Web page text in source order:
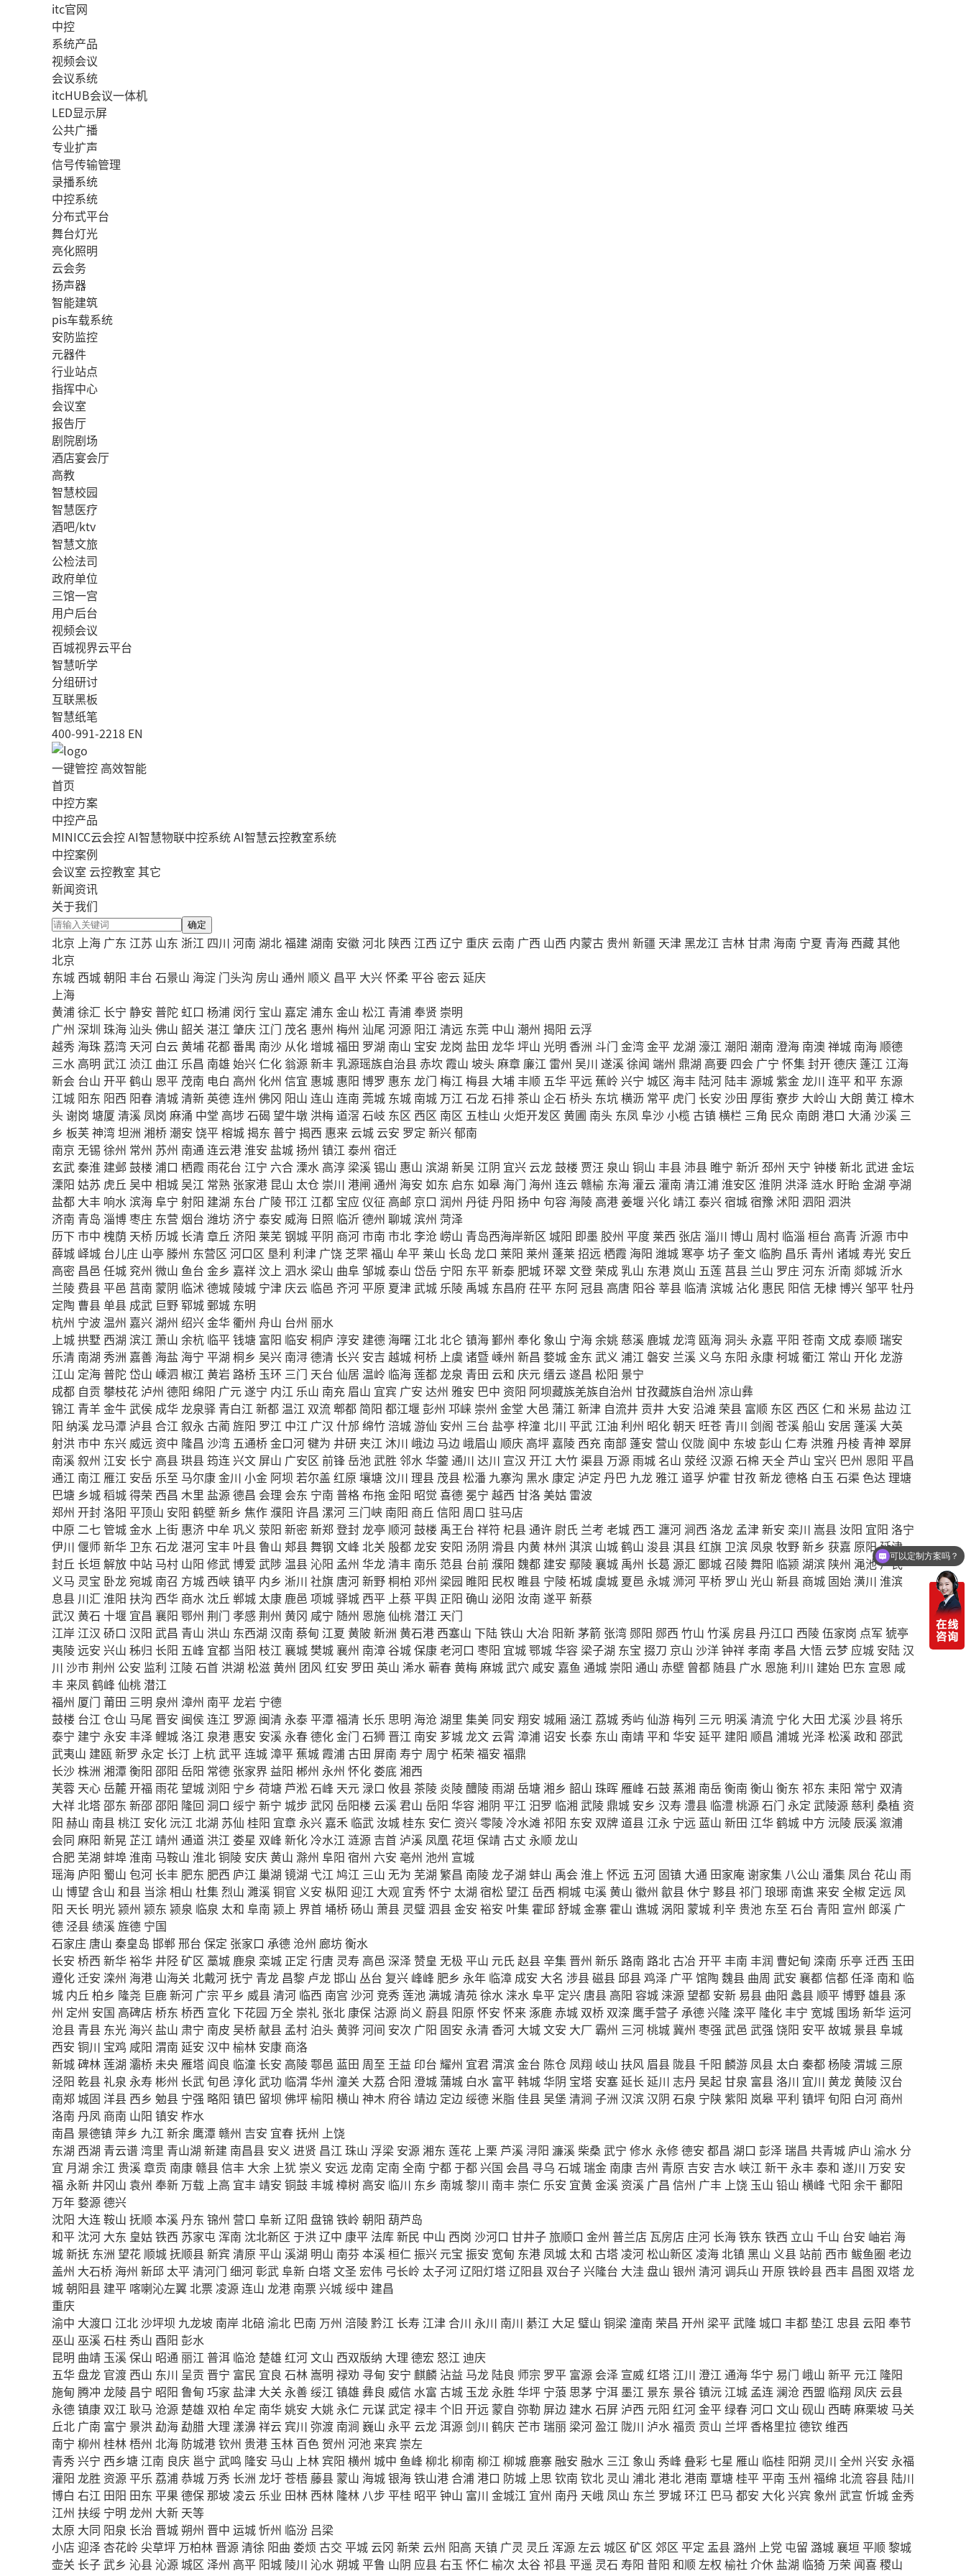
itc官网
中控
系统产品
视频会议
会议系统
itcHUB会议一体机
LED显示屏
公共广播
专业扩声
信号传输管理
录播系统
中控系统
分布式平台
舞台灯光
亮化照明
云会务
扬声器
智能建筑
pis车载系统
安防监控
元器件
行业站点
指挥中心
会议室
报告厅
剧院剧场
酒店宴会厅
高教
智慧校园
智慧医疗
酒吧/ktv
智慧文旅
公检法司
政府单位
三馆一宫
用户后台
视频会议
百城视界云平台
智慧听学
分组研讨
互联黑板
智慧纸笔
400-991-2218 EN
一键管控 高效智能
首页
中控方案
中控产品
MINICC云会控AI智慧物联中控系统AI智慧云控教室系统
中控案例
会议室 云控教室 其它
新闻资讯
关于我们
确定
北京 上海 广东 江苏 山东 浙江 四川 河南 湖北福建湖南 安徽河北 陕西 江西 辽宁 重庆 云南 广西 山西 内蒙古 贵州 新疆 天津黑龙江 吉林甘肃 海南 宁夏 青海 西藏其他
北京
东城 西城朝阳 丰台 石景山 海淀 门头沟 房山 通州 顺义 昌平 大兴怀柔平谷 密云延庆
上海
黄浦徐汇 长宁 静安 普陀 虹口 杨浦 闵行 宝山 嘉定 浦东 金山 松江 青浦奉贤 崇明
广州 深圳 珠海 汕头佛山 韶关 湛江 肇庆 江门 茂名 惠州 梅州 汕尾 河源 阳江 清远 东莞 中山 潮州 揭阳 云浮
越秀 海珠 荔湾 天河 白云黄埔 花都番禺 南沙 从化增城福田 罗湖 南山 宝安 龙岗 盐田 龙华坪山 光明 香洲 斗门 金湾金平龙湖 濠江 潮阳 潮南 澄海 南澳禅城 南海 顺德
三水 高明 武江 浈江 曲江 乐昌 南雄 始兴仁化 翁源新丰乳源瑶族自治县赤坎 霞山 坡头麻章 廉江 雷州 吴川 遂溪徐闻 端州 鼎湖 高要 四会 广宁 怀集封开德庆 蓬江 江海
新会 台山 开平鹤山 恩平 茂南 电白 高州 化州 信宜 惠城 惠阳 博罗 惠东 龙门 梅江 梅县 大埔丰顺 五华平远 蕉岭 兴宁 城区 海丰 陆河 陆丰源城紫金龙川 连平和平 东源
江城 阳东 阳西 阳春清城清新 英德连州 佛冈 阳山 连山 连南 莞城 东城 南城 万江 石龙石排茶山 企石 桥头 东坑横沥 常平 虎门 长安 沙田 厚街寮步 大岭山 大朗 黄江 樟木
头谢岗 塘厦 清溪 凤岗 麻涌 中堂 高埗石碣 望牛墩 洪梅道滘 石岐 东区 西区 南区 五桂山 火炬开发区 黄圃 南头 东凤阜沙小榄 古镇横栏 三角 民众 南朗 港口 大涌 沙溪 三
乡 板芙 神湾坦洲 湘桥潮安 饶平榕城揭东 普宁 揭西 惠来 云城 云安 罗定 新兴郁南
南京 无锡 徐州 常州 苏州 南通连云港淮安 盐城扬州 镇江 泰州 宿迁
玄武秦淮 建邺鼓楼 浦口 栖霞 雨花台 江宁 六合 溧水 高淳 梁溪锡山 惠山 滨湖 新吴 江阴 宜兴 云龙鼓楼 贾汪 泉山 铜山 丰县 沛县 睢宁 新沂邳州 天宁 钟楼 新北武进金坛
溧阳 姑苏 虎丘 吴中 相城吴江 常熟 张家港 昆山 太仓 崇川 港闸 通州 海安 如东 启东 如皋 海门 海州 连云赣榆 东海灌云灌南 清江浦淮安区 淮阴 洪泽 涟水 盱眙金湖 亭湖
盐都 大丰 响水滨海阜宁 射阳 建湖 东台 广陵邗江 江都 宝应 仪征 高邮 京口 润州 丹徒丹阳 扬中 句容 海陵 高港姜堰兴化靖江 泰兴宿城宿豫 沭阳 泗阳 泗洪
济南 青岛 淄博枣庄 东营 烟台 潍坊济宁 泰安 威海 日照 临沂德州 聊城滨州 菏泽
历下市中 槐荫 天桥 历城 长清章丘 济阳 莱芜钢城平阴 商河市南 市北李沧 崂山 青岛西海岸新区 城阳 即墨 胶州 平度 莱西 张店 淄川 博山 周村 临淄 桓台 高青 沂源市中
薛城 峄城 台儿庄 山亭 滕州 东营区 河口区 垦利 利津 广饶 芝罘福山 牟平 莱山 长岛 龙口 莱阳 莱州 蓬莱招远 栖霞 海阳 潍城 寒亭 坊子奎文 临朐 昌乐 青州 诸城寿光 安丘
高密 昌邑 任城 兖州 微山 鱼台 金乡 嘉祥 汶上 泗水 梁山 曲阜邹城泰山 岱岳 宁阳 东平新泰 肥城环翠文登 荣成乳山 东港 岚山 五莲 莒县 兰山 罗庄河东 沂南 郯城 沂水
兰陵 费县平邑 莒南 蒙阴 临沭德城 陵城 宁津 庆云 临邑 齐河平原 夏津武城 乐陵 禹城 东昌府茌平 东阿冠县 高唐 阳谷莘县 临清滨城 沾化 惠民 阳信无棣博兴邹平牡丹
定陶 曹县单县 成武 巨野 郓城 鄄城 东明
杭州 宁波 温州 嘉兴湖州 绍兴金华衢州 舟山 台州 丽水
上城拱墅 西湖 滨江 萧山 余杭 临平钱塘 富阳 临安 桐庐 淳安 建德 海曙 江北北仑镇海鄞州 奉化 象山 宁海余姚 慈溪 鹿城龙湾 瓯海洞头 永嘉 平阳 苍南 文成泰顺瑞安
乐清 南湖 秀洲 嘉善 海盐 海宁 平湖 桐乡 吴兴 南浔德清 长兴 安吉 越城柯桥 上虞 诸暨 嵊州 新昌 婺城金东 武义 浦江 磐安 兰溪 义乌 东阳 永康柯城衢江 常山 开化龙游
江山 定海普陀 岱山 嵊泗 椒江 黄岩 路桥 玉环 三门 天台 仙居 温岭 临海莲都龙泉 青田 云和 庆元缙云遂昌 松阳 景宁
成都 自贡 攀枝花 泸州 德阳 绵阳 广元遂宁 内江 乐山 南充 眉山 宜宾 广安 达州 雅安 巴中 资阳 阿坝藏族羌族自治州 甘孜藏族自治州 凉山彝
锦江 青羊金牛武侯 成华龙泉驿 青白江 新都 温江 双流郫都 简阳 都江堰彭州 邛崃 崇州 金堂 大邑 蒲江 新津 自流井 贡井 大安 沿滩 荣县 富顺 东区 西区 仁和 米易 盐边 江
阳 纳溪龙马潭 泸县合江 叙永古蔺旌阳 罗江 中江 广汉 什邡 绵竹 涪城游仙 安州 三台 盐亭 梓潼北川 平武 江油 利州 昭化朝天 旺苍 青川 剑阁 苍溪船山 安居 蓬溪 大英
射洪市中 东兴 威远 资中 隆昌 沙湾 五通桥金口河犍为 井研 夹江 沐川 峨边 马边 峨眉山 顺庆 高坪 嘉陵 西充 南部 蓬安 营山 仪陇 阆中 东坡彭山 仁寿 洪雅丹棱 青神 翠屏
南溪叙州 江安 长宁 高县珙县筠连兴文 屏山 广安区 前锋岳池武胜 邻水华蓥 通川 达川 宣汉 开江 大竹 渠县 万源雨城 名山 荥经汉源石棉 天全 芦山 宝兴 巴州 恩阳 平昌
通江 南江 雁江 安岳 乐至 马尔康金川 小金 阿坝 若尔盖 红原 壤塘 汶川 理县 茂县松潘 九寨沟 黑水 康定 泸定 丹巴 九龙雅江 道孚炉霍 甘孜新龙德格 白玉 石渠色达 理塘
巴塘 乡城稻城得荣 西昌 木里 盐源德昌 会理 会东 宁南 普格布拖金阳 昭觉 喜德 冕宁 越西 甘洛 美姑 雷波
郑州 开封洛阳 平顶山 安阳 鹤壁新乡 焦作濮阳 许昌 漯河 三门峡 南阳 商丘 信阳 周口 驻马店
中原 二七 管城金水 上街 惠济 中牟巩义 荥阳 新密 新郑登封龙亭 顺河鼓楼 禹王台 祥符 杞县通许 尉氏 兰考 老城 西工瀍河涧西 洛龙 孟津新安 栾川 嵩县 汝阳 宜阳 洛宁
伊川 偃师新华 卫东 石龙湛河 宝丰 叶县鲁山 郏县舞钢 文峰 北关 殷都龙安 安阳 汤阴 滑县 内黄林州 淇滨 山城鹤山 浚县淇县红旗 卫滨 凤泉 牧野新乡 获嘉 原阳延津
封丘 长垣解放 中站 马村 山阳 修武博爱 武陟 温县沁阳 孟州 华龙清丰 南乐 范县 台前濮阳 魏都 建安 鄢陵襄城 禹州 长葛 源汇 郾城召陵舞阳 临颍 湖滨 陕州 渑池卢氏
义马 灵宝 卧龙宛城 南召 方城 西峡镇平 内乡 淅川 社旗 唐河新野桐柏 邓州 梁园 睢阳 民权 睢县 宁陵柘城 虞城 夏邑 永城浉河平桥 罗山 光山 新县 商城 固始潢川 淮滨
息县 川汇 淮阳 扶沟 西华 商水 沈丘 郸城 太康 鹿邑 项城驿城 西平 上蔡 平舆 正阳 确山 泌阳 汝南 遂平新蔡
武汉 黄石 十堰 宜昌 襄阳 鄂州 荆门 孝感荆州 黄冈 咸宁 随州 恩施仙桃潜江 天门
江岸 江汉 硚口 汉阳 武昌 青山 洪山 东西湖 汉南 蔡甸 江夏 黄陂 新洲 黄石港 西塞山 下陆铁山 大冶 阳新茅箭 张湾 郧阳 郧西 竹山 竹溪 房县丹江口 西陵伍家岗 点军 猇亭
夷陵远安 兴山 秭归 长阳 五峰 宜都 当阳 枝江 襄城樊城襄州 南漳谷城保康老河口 枣阳 宜城鄂城华容 梁子湖 东宝 掇刀 京山 沙洋钟祥孝南 孝昌 大悟 云梦 应城 安陆汉
川 沙市荆州 公安 监利 江陵石首 洪湖 松滋黄州 团风红安 罗田 英山 浠水蕲春黄梅麻城武穴 咸安 嘉鱼 通城 崇阳 通山 赤壁 曾都 随县 广水 恩施利川 建始 巴东 宣恩 咸
丰 来凤鹤峰 仙桃潜江
福州 厦门 莆田 三明 泉州 漳州 南平龙岩 宁德
鼓楼 台江 仓山 马尾 晋安 闽侯连江 罗源 闽清 永泰平潭福清 长乐 思明 海沧 湖里 集美 同安 翔安 城厢 涵江 荔城秀屿仙游梅列 三元 明溪清流 宁化 大田 尤溪沙县将乐
泰宁 建宁 永安 丰泽鲤城洛江 泉港 惠安 安溪 永春德化金门 石狮 晋江 南安 芗城龙文 云霄 漳浦诏安 长泰 东山 南靖平和 华安 延平 建阳 顺昌 浦城光泽松溪政和 邵武
武夷山 建瓯新罗 永定 长汀 上杭武平连城 漳平 蕉城 霞浦古田 屏南 寿宁 周宁 柘荣 福安 福鼎
长沙株洲 湘潭衡阳 邵阳 岳阳 常德 张家界 益阳 郴州 永州 怀化 娄底湘西
芙蓉 天心岳麓开福 雨花望城 浏阳 宁乡 荷塘 芦淞石峰 天元 渌口 攸县茶陵 炎陵醴陵雨湖 岳塘湘乡 韶山 珠晖 雁峰 石鼓 蒸湘 南岳衡南 衡山 衡东 祁东 耒阳 常宁 双清
大祥北塔邵东 新邵邵阳 隆回 洞口 绥宁 新宁 城步 武冈 岳阳楼 云溪君山 岳阳 华容湘阴 平江 汨罗 临湘 武陵鼎城 安乡 汉寿 澧县 临澧桃源石门 永定 武陵源 慈利 桑植 资
阳 赫山 南县桃江 安化沅江 北湖 苏仙 桂阳 宜章 永兴 嘉禾 临武 汝城桂东 安仁 资兴零陵 冷水滩 祁阳 东安 双牌道县 江永 宁远 蓝山 新田 江华鹤城 中方 沅陵 辰溪 溆浦
会同 麻阳 新晃 芷江 靖州 通道 洪江 娄星 双峰 新化 冷水江 涟源 吉首 泸溪 凤凰 花垣保靖古丈 永顺龙山
合肥 芜湖 蚌埠淮南 马鞍山 淮北铜陵 安庆黄山 滁州 阜阳 宿州 六安 亳州 池州 宣城
瑶海 庐阳 蜀山 包河 长丰 肥东 肥西 庐江 巢湖 镜湖 弋江 鸠江 三山 无为 芜湖 繁昌 南陵龙子湖 蚌山 禹会淮上 怀远 五河 固镇 大通 田家庵谢家集 八公山 潘集 凤台 花山 雨
山 博望 含山 和县 当涂相山 杜集 烈山 濉溪铜官 义安 枞阳 迎江 大观 宜秀怀宁 太湖 宿松 望江 岳西 桐城 屯溪黄山 徽州 歙县休宁 黟县祁门 琅琊 南谯 来安 全椒 定远 凤
阳 天长 明光颍州 颍东 颍泉 临泉 太和 阜南 颍上 界首埇桥砀山 萧县 灵璧泗县金安 裕安 叶集 霍邱舒城金寨 霍山 谯城 涡阳 蒙城利辛 贵池 东至 石台 青阳 宣州 郎溪 广
德 泾县绩溪旌德 宁国
石家庄 唐山 秦皇岛 邯郸 邢台 保定 张家口 承德 沧州 廊坊衡水
长安 桥西 新华裕华 井陉矿区 藁城 鹿泉 栾城 正定 行唐 灵寿 高邑 深泽 赞皇 无极 平山 元氏赵县辛集 晋州 新乐 路南 路北古冶 开平丰南 丰润 曹妃甸 滦南 乐亭 迁西 玉田
遵化迁安 滦州 海港 山海关 北戴河抚宁 青龙 昌黎 卢龙邯山 丛台 复兴 峰峰 肥乡 永年 临漳 成安 大名 涉县磁县邱县鸡泽 广平馆陶 魏县 曲周 武安 襄都信都任泽 南和 临
城 内丘 柏乡 隆尧 巨鹿新河 广宗 平乡 威县清河 临西 南宫 沙河竞秀莲池 满城清苑徐水 涞水阜平 定兴 唐县 高阳 容城 涞源望都 安新易县 曲阳 蠡县 顺平博野雄县涿
州 定州 安国 高碑店 桥东 桥西 宣化下花园 万全 崇礼 张北 康保 沽源 尚义 蔚县 阳原 怀安 怀来涿鹿赤城 双桥 双滦 鹰手营子承德兴隆 滦平 隆化丰宁 宽城 围场 新华运河
沧县 青县 东光 海兴 盐山 肃宁 南皮 吴桥献县 孟村 泊头黄骅河间 安次 广阳 固安 永清 香河 大城文安 大厂 霸州 三河桃城冀州 枣强 武邑 武强 饶阳 安平故城 景县阜城
西安 铜川 宝鸡 咸阳 渭南 延安 汉中 榆林 安康 商洛
新城碑林莲湖 灞桥未央 雁塔 阎良 临潼 长安 高陵鄠邑 蓝田 周至 王益 印台 耀州 宜君渭滨金台 陈仓 凤翔 岐山 扶风 眉县 陇县千阳 麟游 凤县 太白 秦都杨陵渭城 三原
泾阳 乾县礼泉 永寿彬州 长武旬邑 淳化武功 临渭 华州 潼关 大荔 合阳 澄城蒲城 白水 富平韩城华阴 宝塔 安塞延长 延川 志丹吴起甘泉 富县洛川 宜川 黄龙黄陵汉台
南郑城固 洋县 西乡 勉县 宁强 略阳 镇巴 留坝 佛坪榆阳 横山 神木 府谷靖边 定边绥德 米脂佳县吴堡 清涧 子洲 汉滨汉阴 石泉 宁陕紫阳 岚皋平利 镇坪旬阳 白河 商州
洛南 丹凤 商南 山阳 镇安 柞水
南昌 景德镇萍乡 九江 新余 鹰潭赣州 吉安 宜春抚州 上饶
东湖 西湖 青云谱湾里 青山湖 新建 南昌县 安义 进贤 昌江 珠山 浮梁 安源湘东 莲花 上栗 芦溪 浔阳 濂溪柴桑武宁 修水 永修德安 都昌 湖口 彭泽瑞昌 共青城 庐山 渝水 分
宜 月湖 余江 贵溪章贡 南康赣县信丰 大余 上犹 崇义 安远 龙南 定南 全南 宁都于都兴国 会昌 寻乌 石城瑞金 南康 吉州 青原 吉安 吉水 峡江 新干 永丰泰和 遂川 万安 安
福 永新 井冈山 袁州 奉新 万载 上高 宜丰靖安 铜鼓丰城樟树 高安 临川 东乡 南城黎川 南丰 崇仁 乐安 宜黄金溪 资溪 广昌 信州 广丰 上饶 玉山 铅山 横峰 弋阳 余干鄱阳
万年婺源德兴
沈阳 大连鞍山 抚顺本溪丹东 锦州 营口 阜新辽阳 盘锦 铁岭 朝阳 葫芦岛
和平 沈河 大东 皇姑铁西 苏家屯 浑南 沈北新区 于洪辽中 康平 法库新民 中山 西岗 沙河口 甘井子旅顺口 金州 普兰店 瓦房店 庄河 长海铁东 铁西 立山 千山 台安 岫岩 海
城新抚 东洲 望花 顺城抚顺县新宾 清原 平山 溪湖 明山 南芬 本溪桓仁振兴 元宝 振安 宽甸 东港 凤城 太和 古塔 凌河松山新区 凌海北镇黑山 义县 站前 西市 鲅鱼圈 老边
盖州 大石桥 海州 新邱 太平清河门 细河彰武阜新 白塔文圣宏伟 弓长岭 太子河辽阳灯塔辽阳县 双台子兴隆台 大洼 盘山 银州 清河调兵山 开原 铁岭县 西丰 昌图 双塔龙
城朝阳县 建平 喀喇沁左翼北票 凌源连山 龙港 南票兴城绥中 建昌
重庆
渝中 大渡口 江北沙坪坝 九龙坡 南岸北碚渝北 巴南 万州 涪陵黔江 长寿 江津合川 永川 南川 綦江 大足 璧山 铜梁潼南 荣昌 开州 梁平武隆城口 丰都 垫江 忠县 云阳 奉节
巫山 巫溪石柱 秀山 酉阳 彭水
昆明 曲靖 玉溪保山 昭通丽江 普洱 临沧 楚雄 红河文山 西双版纳 大理 德宏 怒江 迪庆
五华盘龙 官渡 西山 东川 呈贡 晋宁 富民 宜良 石林嵩明 禄劝 寻甸 安宁 麒麟 沾益 马龙 陆良 师宗 罗平 富源 会泽 宣威红塔 江川 澄江 通海华宁 易门 峨山 新平 元江 隆阳
施甸 腾冲 龙陵 昌宁 昭阳 鲁甸 巧家 盐津 大关 永善绥江 镇雄 彝良 威信水富 古城 玉龙 永胜 华坪 宁蒗 思茅 宁洱 墨江 景东 景谷镇沅 江城 孟连 澜沧 西盟 临翔 凤庆 云县
永德镇康 双江 耿马 沧源 楚雄 双柏 牟定 南华姚安 大姚 永仁 元谋武定 禄丰个旧 开远 蒙自 弥勒 屏边 建水石屏 泸西 元阳 红河金平绿春河口 文山 砚山 西畴麻栗坡 马关
丘北 广南 富宁 景洪 勐海 勐腊 大理 漾濞祥云 宾川 弥渡 南涧 巍山 永平 云龙 洱源剑川 鹤庆 芒市瑞丽 梁河盈江 陇川 泸水福贡 贡山 兰坪 香格里拉 德钦维西
南宁 柳州 桂林梧州 北海 防城港钦州 贵港 玉林 百色贺州 河池 来宾 崇左
青秀兴宁 西乡塘 江南 良庆 邕宁 武鸣 隆安 马山 上林 宾阳 横州 城中 鱼峰 柳北柳南 柳江 柳城 鹿寨融安 融水 三江 象山 秀峰 叠彩七星 雁山 临桂 阳朔 灵川 全州 兴安 永福
灌阳 龙胜 资源平乐 荔浦恭城 万秀 长洲 龙圩苍梧 藤县蒙山 海城银海铁山港合浦港口 防城 上思 钦南 钦北 灵山 浦北港北港南 覃塘桂平平南 玉州 福绵 北流 容县 陆川
博白 右江 田阳 田东 平果 德保那坡 凌云 乐业 田林 西林 隆林 八步 平桂 昭平钟山 富川 金城江 宜州 南丹 天峨 凤山 东兰 罗城环江 巴马 都安 大化兴宾 象州 武宣 忻城金秀
江州 扶绥 宁明 龙州 大新 天等
太原 大同 阳泉 长治 晋城朔州 晋中 运城忻州 临汾 吕梁
小店 迎泽杏花岭 尖草坪 万柏林 晋源清徐 阳曲 娄烦 古交 平城 云冈 新荣 云州 阳高 天镇 广灵 灵丘 浑源左云城区 矿区 郊区 平定 盂县潞州 上党 屯留 潞城襄垣平顺黎城
壶关 长子武乡 沁县沁源城区 泽州 高平 阳城 陵川 沁水朔城平鲁 山阴 应县右玉 怀仁榆次 太谷祁县平遥 灵石 寿阳 昔阳 和顺左权 榆社 介休 盐湖 临猗 万荣 闻喜稷山
可以定制方案吗？